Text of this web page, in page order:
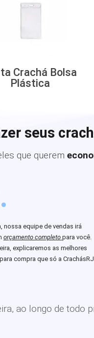
Crachá Bolsa
Plástica
seus
que querem
nossa equipe de vendas irá
orçamento completo para você.
explicaremos as melhores
compra que só a CrachásRJ
ao longo de todo